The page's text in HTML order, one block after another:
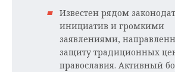
Известен рядом
инициатив и громкими
заявлениями,
защиту традиционных
православия. Активный